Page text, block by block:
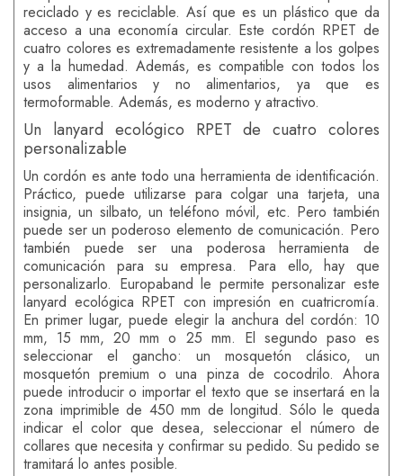
reciclado y es reciclable. Así que es un plástico que da
acceso a una economía circular. Este cordón RPET de
cuatro colores es extremadamente resistente a los golpes
y a la humedad. Además, es compatible con todos los
usos alimentarios y no alimentarios, ya que es
termoformable. Además, es moderno y atractivo.
Un lanyard ecológico RPET de cuatro colores
personalizable
Un cordón es ante todo una herramienta de identificación.
Práctico, puede utilizarse para colgar una tarjeta, una
insignia, un silbato, un teléfono móvil, etc. Pero también
puede ser un poderoso elemento de comunicación. Pero
también puede ser una poderosa herramienta de
comunicación para su empresa. Para ello, hay que
personalizarlo. Europaband le permite personalizar este
lanyard ecológica RPET con impresión en cuatricromía.
En primer lugar, puede elegir la anchura del cordón: 10
mm, 15 mm, 20 mm o 25 mm. El segundo paso es
seleccionar el gancho: un mosquetón clásico, un
mosquetón premium o una pinza de cocodrilo. Ahora
puede introducir o importar el texto que se insertará en la
zona imprimible de 450 mm de longitud. Sólo le queda
indicar el color que desea, seleccionar el número de
collares que necesita y confirmar su pedido. Su pedido se
tramitará lo antes posible.